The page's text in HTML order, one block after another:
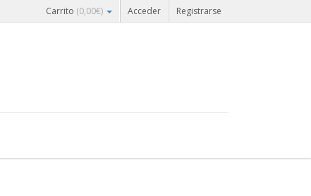
Carrito (0,00€) Acceder Registrarse